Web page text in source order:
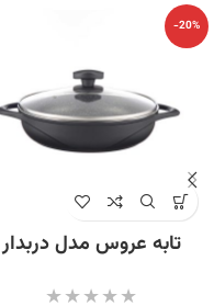
-20%
تابه عروس مدل دربدار